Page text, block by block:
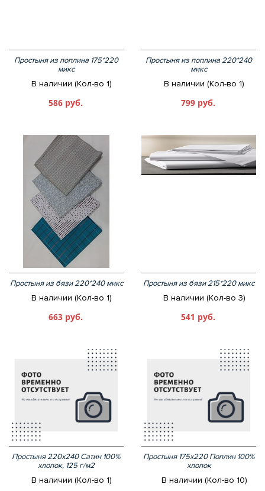
Простыня из поплина 175*220
микс
В наличии (Кол-во 1)
586 руб.
Простыня из поплина 220*240
микс
В наличии (Кол-во 1)
799 руб.
Простыня из бязи 220*240 микс
В наличии (Кол-во 1)
663 руб.
Простыня из бязи 215*220 микс
В наличии (Кол-во 3)
541 руб.
Простыня 220х240 Сатин 100%
хлопок, 125 г/м2
В наличии (Кол-во 1)
Простыня 175х220 Поплин 100%
хлопок
В наличии (Кол-во 10)